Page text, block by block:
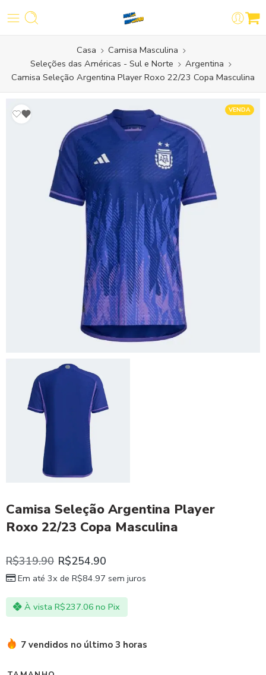
Casa
Camisa Masculina
Seleções das Américas - Sul e Norte
Argentina
Camisa Seleção Argentina Player Roxo 22/23 Copa Masculina
VENDA
Camisa Seleção Argentina Player
Roxo 22/23 Copa Masculina
R$319.90 R$254.90
Em até 3x de R$84.97 sem juros
À vista R$237.06 no Pix
7 vendidos no último 3 horas